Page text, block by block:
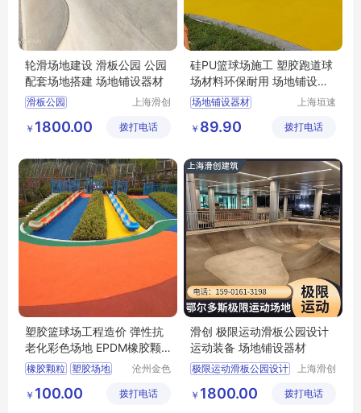
轮滑场地建设 滑板公园 公园
配套场地搭建 场地铺设器材
滑板公园
上海滑创
工程有限
￥ 1800.00 拨打电话
硅PU篮球场施工 塑胶跑道球
场材料环保耐用 场地铺设器
材
场地铺设器材
上海垣速
技有限公
￥ 89.90 拨打电话
塑胶篮球场工程造价 弹性抗
老化彩色场地 EPDM橡胶颗
粒
橡胶颗粒 塑胶场地
EPDM场地铺设
沧州金色
玩具有限
￥ 100.00 拨打电话
滑创 极限运动滑板公园设计
运动装备 场地铺设器材
极限运动滑板公园设计
滑板公园设计
上海滑创
工程有限
￥ 1800.00 拨打电话